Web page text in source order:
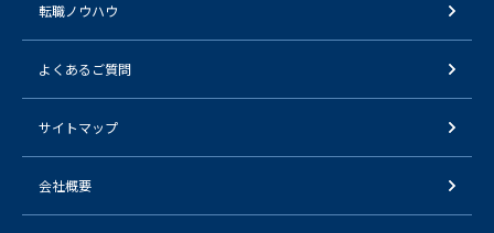
転職ノウハウ
よくあるご質問
サイトマップ
会社概要